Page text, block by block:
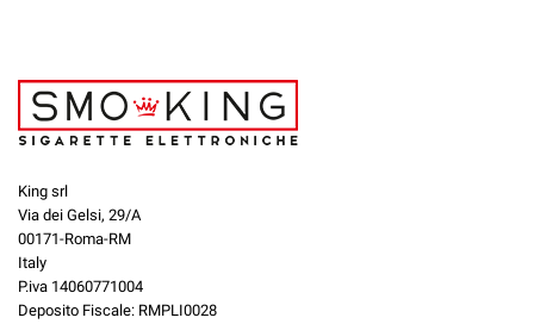
King srl
Via dei Gelsi, 29/A
00171-Roma-RM
Italy
P.iva 14060771004
Deposito Fiscale: RMPLI0028